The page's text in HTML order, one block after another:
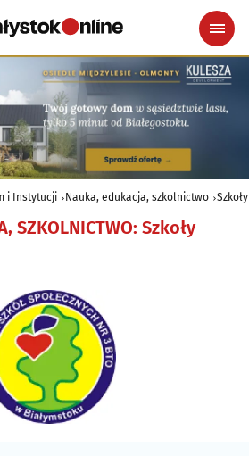
i Instytucji Nauka, edukacja, szkolnictwo
SZKOLNICTWO: Szkoły